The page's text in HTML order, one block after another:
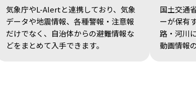
気象庁やL-Alertと連携しており、気象
データや地震情報、各種警報・注意報
だけでなく、自治体からの避難情報な
どをまとめて入手できます。
国土交通
ーが保有
路・河川
動画情報